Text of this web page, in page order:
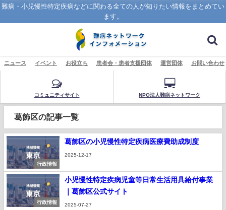
難病・小児慢性特定疾病などに関わる全ての人が知りたい情報をまとめてい
ます。
ニュース イベント お役立ち 患者会・患者支援団体 運営団体 お問い合わせ
コミュニティサイト NPO法人難病ネットワーク
葛飾区の記事一覧
行政情報
葛飾区の小児慢性特定疾病医療費助成制度
2025-12-17
行政情報
小児慢性特定疾病児童等日常生活用具給付事業
｜葛飾区公式サイト
2025-07-27